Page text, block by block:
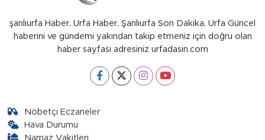
şanlıurfa Haber, Urfa Haber, Şanlıurfa Son Dakika, Urfa Güncel
haberini ve gündemi yakından takip etmeniz için doğru olan
haber sayfası adresiniz urfadasin.com
Nöbetçi Eczaneler
Hava Durumu
Namaz Vakitleri